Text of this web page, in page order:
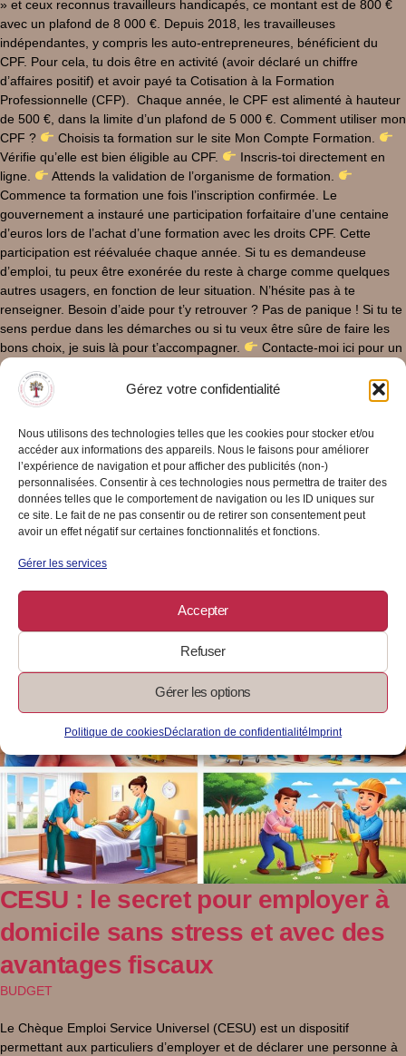
Gérez votre confidentialité
Nous utilisons des technologies telles que les cookies pour stocker et/ou
accéder aux informations des appareils. Nous le faisons pour améliorer
l’expérience de navigation et pour afficher des publicités (non-)
personnalisées. Consentir à ces technologies nous permettra de traiter des
données telles que le comportement de navigation ou les ID uniques sur
ce site. Le fait de ne pas consentir ou de retirer son consentement peut
avoir un effet négatif sur certaines fonctionnalités et fonctions.
Gérer les services
Accepter
Refuser
Gérer les options
Politique de cookiesDéclaration de confidentialitéImprint
» et ceux reconnus travailleurs handicapés, ce montant est de 800 €
avec un plafond de 8 000 €. Depuis 2018, les travailleuses
indépendantes, y compris les auto-entrepreneures, bénéficient du
CPF. Pour cela, tu dois être en activité (avoir déclaré un chiffre
d’affaires positif) et avoir payé ta Cotisation à la Formation
Professionnelle (CFP). Chaque année, le CPF est alimenté à hauteur
de 500 €, dans la limite d’un plafond de 5 000 €. Comment utiliser mon
CPF ?
Choisis ta formation sur le site Mon Compte Formation.
Vérifie qu’elle est bien éligible au CPF.
Inscris-toi directement en
ligne.
Attends la validation de l’organisme de formation.
Commence ta formation une fois l’inscription confirmée. Le
gouvernement a instauré une participation forfaitaire d’une centaine
d’euros lors de l’achat d’une formation avec les droits CPF. Cette
participation est réévaluée chaque année. Si tu es demandeuse
d’emploi, tu peux être exonérée du reste à charge comme quelques
autres usagers, en fonction de leur situation. N’hésite pas à te
renseigner. Besoin d’aide pour t’y retrouver ? Pas de panique ! Si tu te
sens perdue dans les démarches ou si tu veux être sûre de faire les
bons choix, je suis là pour t’accompagner.
Contacte-moi ici pour un
accompagnement personnalisé. En résumé
aux salariées et aux indépendantes.
Il est alimenté chaque année à
hauteur de 500 €.
Il permet de financer des formations certifiantes.
suis là pour t’aider à chaque étape. Prête à booster tes compétences
et à faire évoluer ton carrière ou ton activité ? Le CPF est un outil
précieux pour investir sur toi et sur ton avenir professionnel. Ne laisse
pas passer cette opportunité ! Je prends rendez-vous (Mise à jour –
13/05/2025)
CESU : le secret pour employer à
domicile sans stress et avec des
avantages fiscaux
BUDGET
Le Chèque Emploi Service Universel (CESU) est un dispositif
permettant aux particuliers d’employer et de déclarer une personne à